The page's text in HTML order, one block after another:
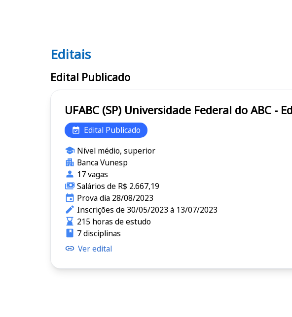
Editais UFABC (SP)
Editais
Edital Publicado
UFABC (SP) Universidade Federal do
Edital Publicado
Nível médio, superior
Banca Vunesp
17 vagas
Salários de R$ 2.667,19
Prova dia 28/08/2023
Inscrições de 30/05/2023 à 13/07/2023
215 horas de estudo
7 disciplinas
Ver edital